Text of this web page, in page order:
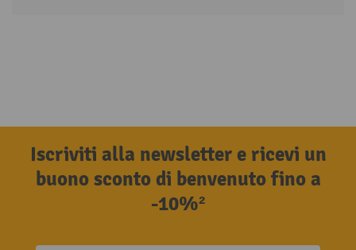
Iscriviti alla newsletter e ricevi un
buono sconto di benvenuto fino a
-10%²